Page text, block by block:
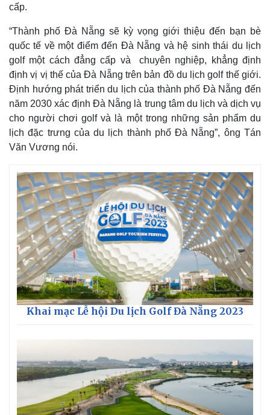
Kinh tế
Bất động sản
Khởi nghiệp
Thị trường
Giá vàng
Tiêu dùng
cấp.
“Thành phố Đà Nẵng sẽ kỳ vọng giới thiệu đến bạn bè
quốc tế về một điểm đến Đà Nẵng và hệ sinh thái du lịch
golf một cách đẳng cấp và chuyên nghiệp, khẳng định
định vị vị thế của Đà Nẵng trên bản đồ du lịch golf thế giới.
Định hướng phát triển du lịch của thành phố Đà Nẵng đến
năm 2030 xác định Đà Nẵng là trung tâm du lịch và dịch vụ
cho người chơi golf và là một trong những sản phẩm du
lịch đặc trưng của du lịch thành phố Đà Nẵng”, ông Tán
Văn Vương nói.
Khai mạc Lễ hội Du lịch Golf Đà Nẵng 2023